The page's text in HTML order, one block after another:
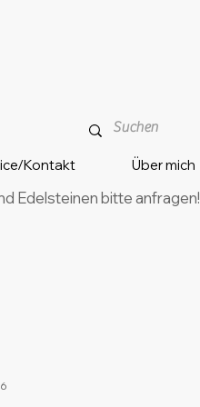
Kontakt Über mich
Edelsteinen bitte anfragen!